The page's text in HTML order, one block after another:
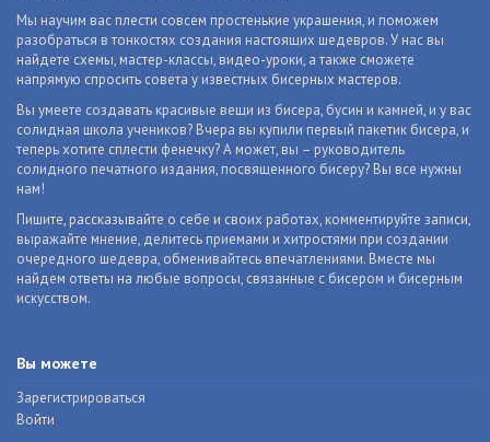
Мы научим вас плести совсем простенькие украшения, и поможем
разобраться в тонкостях создания настоящих шедевров. У нас вы
найдете схемы, мастер-классы, видео-уроки, а также сможете
напрямую спросить совета у известных бисерных мастеров.
Вы умеете создавать красивые вещи из бисера, бусин и камней, и у вас
солидная школа учеников? Вчера вы купили первый пакетик бисера, и
теперь хотите сплести фенечку? А может, вы – руководитель
солидного печатного издания, посвященного бисеру? Вы все нужны
нам!
Пишите, рассказывайте о себе и своих работах, комментируйте записи,
выражайте мнение, делитесь приемами и хитростями при создании
очередного шедевра, обменивайтесь впечатлениями. Вместе мы
найдем ответы на любые вопросы, связанные с бисером и бисерным
искусством.
Вы можете
Зарегистрироваться
Войти